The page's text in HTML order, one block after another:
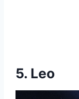
5. Leo